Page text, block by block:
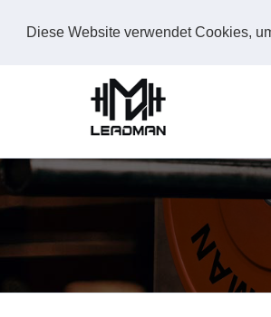
Diese Website verwendet Cookies,